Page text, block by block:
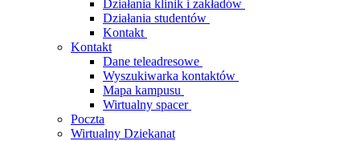
Działania klinik i zakładów
Działania studentów
Kontakt
Kontakt
Dane teleadresowe
Wyszukiwarka kontaktów
Mapa kampusu
Wirtualny spacer
Poczta
Wirtualny Dziekanat